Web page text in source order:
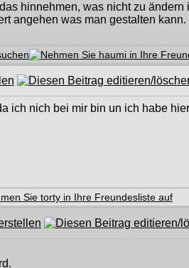
hinnehmen, was nicht zu ändern
angehen was man gestalten kann.
nich bei mir bin un ich habe